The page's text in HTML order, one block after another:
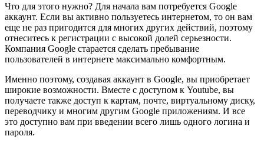
Что для этого нужно? Для начала вам потребуется Google
аккаунт. Если вы активно пользуетесь интернетом, то он вам
еще не раз пригодится для многих других действий, поэтому
отнеситесь к регистрации с высокой долей серьезности.
Компания Google старается сделать пребывание
пользователей в интернете максимально комфортным.
Именно поэтому, создавая аккаунт в Google, вы приобретает
широкие возможности. Вместе с доступом к Youtube, вы
получаете также доступ к картам, почте, виртуальному диску,
переводчику и многим другим Google приложениям. И все
это доступно вам при введении всего лишь одного логина и
пароля.